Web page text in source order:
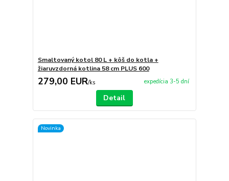
Smaltovaný kotol 80 L + kôš do kotla +
žiaruvzdorná kotlina 58 cm PLUS 600
279,00 EUR/ks expedícia 3-5 dní
Detail
Novinka